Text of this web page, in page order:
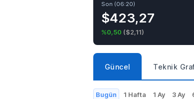
Son (06:20)
$423,27
%0,50 ($2,11)
Güncel Teknik
Bugün 1 Hafta 1 Ay 3 Ay